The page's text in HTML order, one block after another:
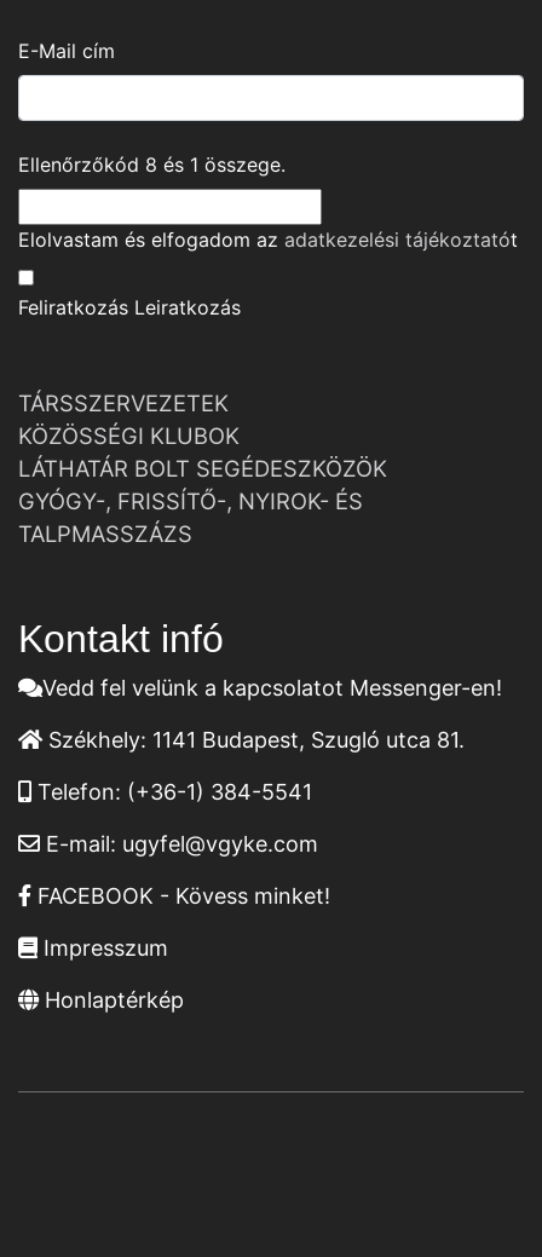
E-Mail cím
Ellenőrzőkód 8 és 1 összege.
Elolvastam és elfogadom az adatkezelési tájékoztatót
Feliratkozás Leiratkozás
TÁRSSZERVEZETEK
KÖZÖSSÉGI KLUBOK
LÁTHATÁR BOLT SEGÉDESZKÖZÖK
GYÓGY-, FRISSÍTŐ-, NYIROK- ÉS
TALPMASSZÁZS
Kontakt infó
Vedd fel velünk a kapcsolatot Messenger-en!
Székhely: 1141 Budapest, Szugló utca 81.
Telefon: (+36-1) 384-5541
E-mail: ugyfel@vgyke.com
FACEBOOK - Kövess minket!
Impresszum
Honlaptérkép